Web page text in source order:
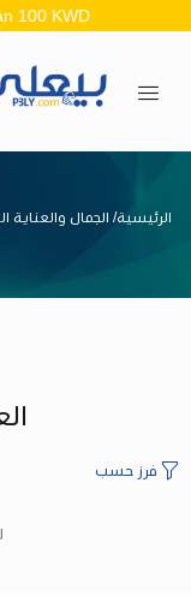
100 KWD
الرئيسية الجمال والعناية
فرز حسب